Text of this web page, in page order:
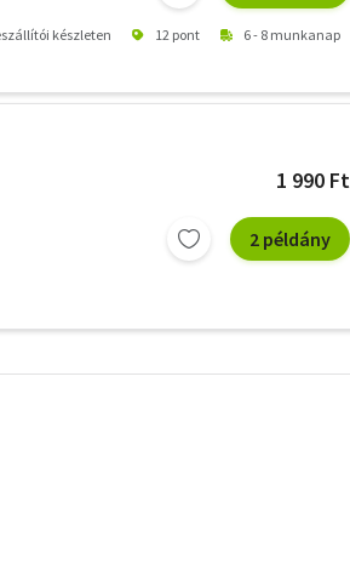
készleten 12 pont 6 - 8 munkanap
1 990 Ft
2 példány